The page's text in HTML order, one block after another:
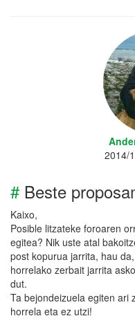
2014/
# Beste
Kaixo,
Posible litzateke foroaren
egitea? Nik uste atal
post kopurua jarrita, hau
horrelako zerbait jarrita
dut.
Ta bejondeizuela egiten ari
horrela eta ez utzi!